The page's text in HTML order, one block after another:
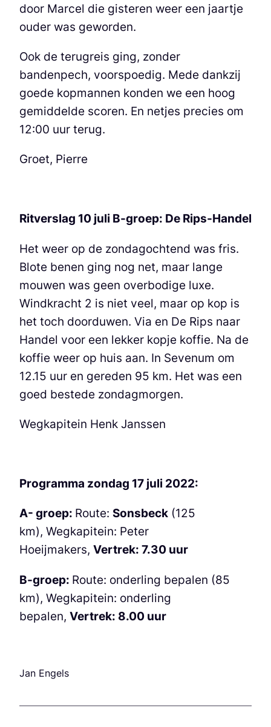
door Marcel die gisteren weer een jaartje
ouder was geworden.
Ook de terugreis ging, zonder
bandenpech, voorspoedig. Mede dankzij
goede kopmannen konden we een hoog
gemiddelde scoren. En netjes precies om
12:00 uur terug.
Groet, Pierre
Ritverslag 10 juli B-groep: De Rips-Handel
Het weer op de zondagochtend was fris.
Blote benen ging nog net, maar lange
mouwen was geen overbodige luxe.
Windkracht 2 is niet veel, maar op kop is
het toch doorduwen. Via en De Rips naar
Handel voor een lekker kopje koffie. Na de
koffie weer op huis aan. In Sevenum om
12.15 uur en gereden 95 km. Het was een
goed bestede zondagmorgen.
Wegkapitein Henk Janssen
Programma zondag 17 juli 2022:
A- groep: Route: Sonsbeck (125
km), Wegkapitein: Peter
Hoeijmakers, Vertrek: 7.30 uur
B-groep: Route: onderling bepalen (85
km), Wegkapitein: onderling
bepalen, Vertrek: 8.00 uur
Jan Engels